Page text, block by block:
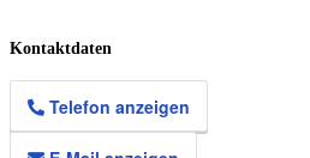
Kontaktdaten
Telefon anzeigen